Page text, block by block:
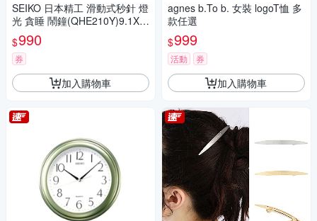
SEIKO 日本精工 滑動式秒針 燈
光 貪睡 鬧鐘(QHE210Y)9.1X8.
6cm
$990
券
加入購物車
agnes b.To b. 女裝 logoT恤 多
款任選
$999
活動 券
加入購物車